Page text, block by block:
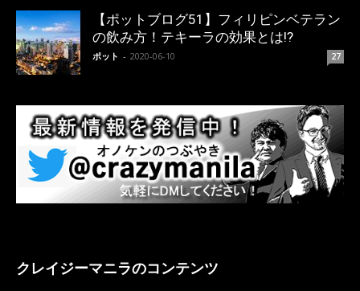
【ポットブログ51】フィリピンベテラン
の飲み方！テキーラの効果とは!?
ポット - 2020-06-10 27
クレイジーマニラのコンテンツ